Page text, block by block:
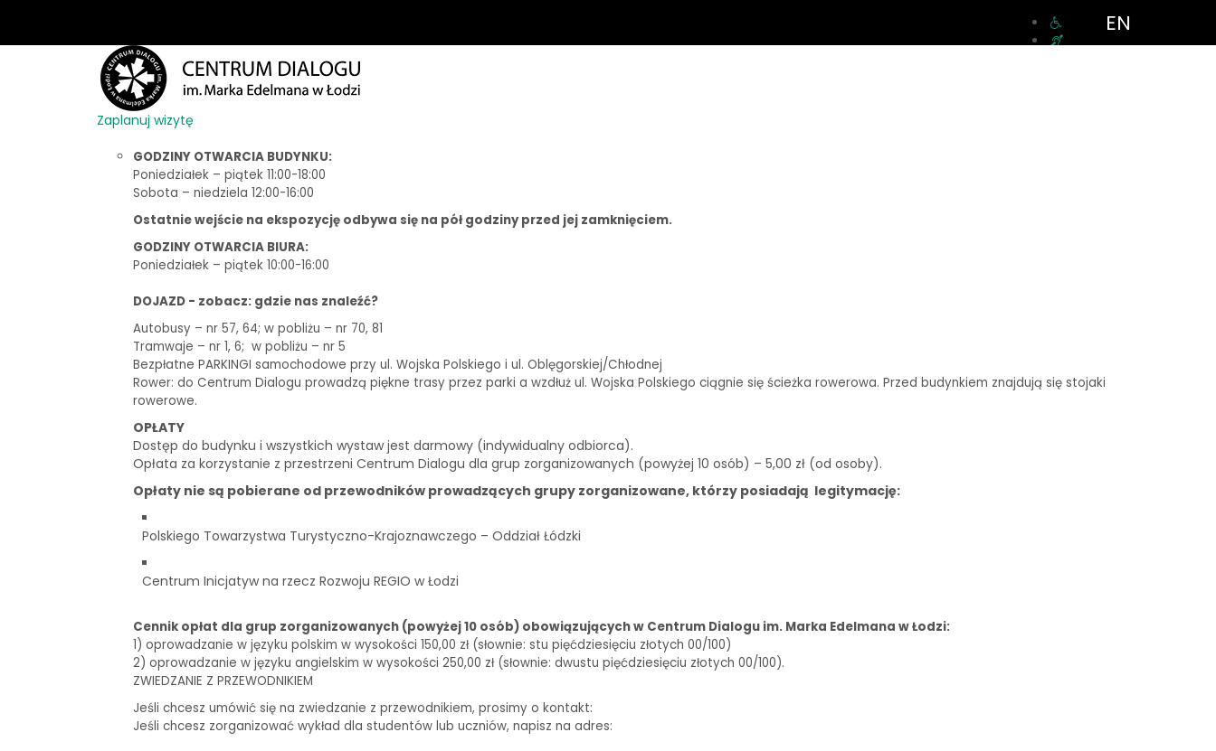
EN
Zaplanuj wizytę
GODZINY OTWARCIA BUDYNKU:
Poniedziałek – piątek 11:00-18:00
Sobota – niedziela 12:00-16:00
Ostatnie wejście na ekspozycję odbywa się na pół godziny przed jej zamknięciem.
GODZINY OTWARCIA BIURA:
Poniedziałek – piątek 10:00-16:00
DOJAZD - zobacz: gdzie nas znaleźć?
Autobusy – nr 57, 64; w pobliżu – nr 70, 81
Tramwaje – nr 1, 6; w pobliżu – nr 5
Bezpłatne PARKINGI samochodowe przy ul. Wojska Polskiego i ul. Oblęgorskiej/Chłodnej
Rower: do Centrum Dialogu prowadzą piękne trasy przez parki a wzdłuż ul. Wojska Polskiego ciągnie się ścieżka rowerowa. Przed budynkiem znajdują się stojaki
rowerowe.
OPŁATY
Dostęp do budynku i wszystkich wystaw jest darmowy (indywidualny odbiorca).
Opłata za korzystanie z przestrzeni Centrum Dialogu dla grup zorganizowanych (powyżej 10 osób) – 5,00 zł (od osoby).
Opłaty nie są pobierane od przewodników prowadzących grupy zorganizowane, którzy posiadają legitymację:
Polskiego Towarzystwa Turystyczno-Krajoznawczego – Oddział Łódzki
Centrum Inicjatyw na rzecz Rozwoju REGIO w Łodzi
Cennik opłat dla grup zorganizowanych (powyżej 10 osób) obowiązujących w Centrum Dialogu im. Marka Edelmana w Łodzi:
1) oprowadzanie w języku polskim w wysokości 150,00 zł (słownie: stu pięćdziesięciu złotych 00/100)
2) oprowadzanie w języku angielskim w wysokości 250,00 zł (słownie: dwustu pięćdziesięciu złotych 00/100).
ZWIEDZANIE Z PRZEWODNIKIEM
Jeśli chcesz umówić się na zwiedzanie z przewodnikiem, prosimy o kontakt:
Jeśli chcesz zorganizować wykład dla studentów lub uczniów, napisz na adres: